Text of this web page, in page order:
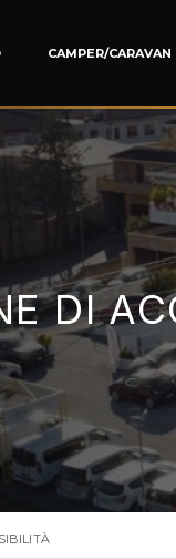
CAMPER/CARAVAN
DI